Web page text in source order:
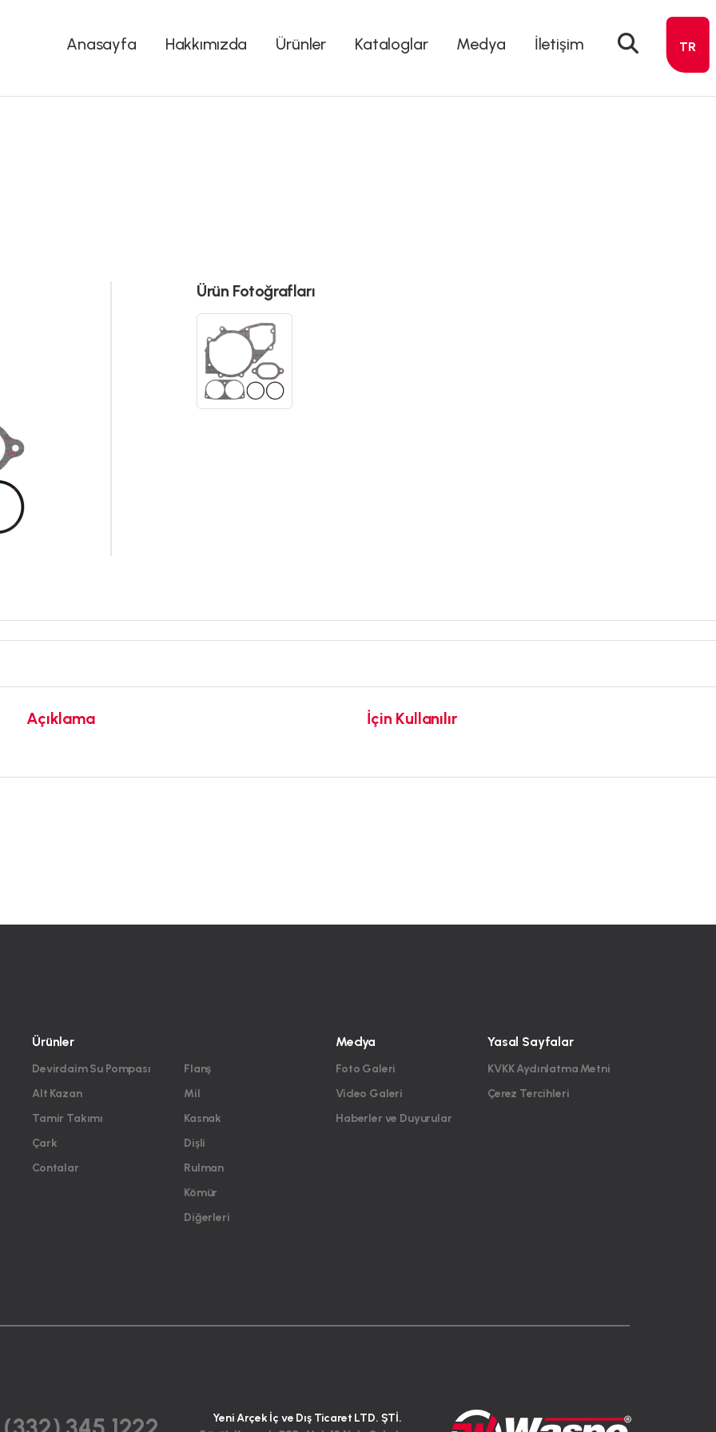
Anasayfa Hakkımızda Ürünler Kataloglar Medya İletişim TR
Ürün Fotoğrafları
Açıklama İçin Kullanılır
Ürünler
Devirdaim Su Pompası
Alt Kazan
Tamir Takımı
Çark
Contalar
Flanş
Mil
Kasnak
Dişli
Rulman
Kömür
Diğerleri
Medya
Foto Galeri
Video Galeri
Haberler ve Duyurular
Yasal Sayfalar
KVKK Aydınlatma Metni
Çerez Tercihleri
Yeni Arçek İç ve Dış Ticaret LTD. ŞTİ.